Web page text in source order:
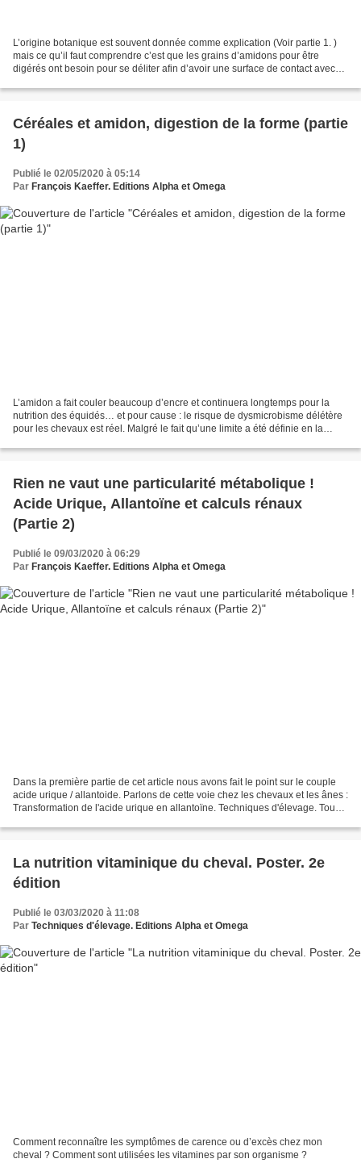
L’origine botanique est souvent donnée comme explication (Voir partie 1. )
mais ce qu’il faut comprendre c’est que les grains d’amidons pour être
digérés ont besoin pour se déliter afin d’avoir une surface de contact avec
Céréales et amidon, digestion de la forme (partie
1)
Publié le 02/05/2020 à 05:14
Par François Kaeffer. Editions Alpha et Omega
L’amidon a fait couler beaucoup d’encre et continuera longtemps pour la
nutrition des équidés… et pour cause : le risque de dysmicrobisme délétère
pour les chevaux est réel. Malgré le fait qu’une limite a été définie en la
Rien ne vaut une particularité métabolique !
Acide Urique, Allantoïne et calculs rénaux
(Partie 2)
Publié le 09/03/2020 à 06:29
Par François Kaeffer. Editions Alpha et Omega
Dans la première partie de cet article nous avons fait le point sur le couple
acide urique / allantoide. Parlons de cette voie chez les chevaux et les ânes :
Transformation de l'acide urique en allantoïne. Techniques d'élevage. Tous
La nutrition vitaminique du cheval. Poster. 2e
édition
Publié le 03/03/2020 à 11:08
Par Techniques d'élevage. Editions Alpha et Omega
Comment reconnaître les symptômes de carence ou d’excès chez mon
cheval ? Comment sont utilisées les vitamines par son organisme ?